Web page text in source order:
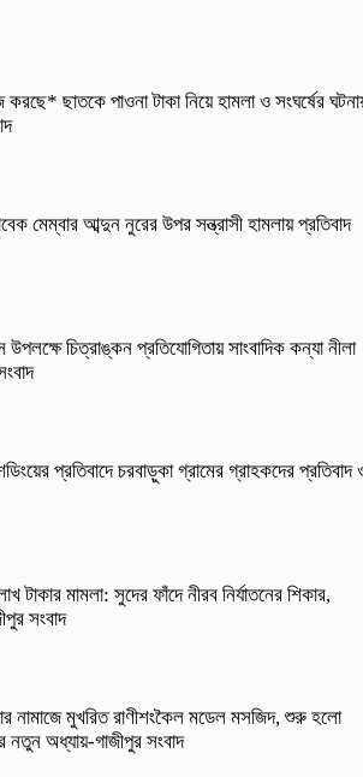
ছাতকে পাওনা টাকা নিয়ে হামলা ও সংঘর্ষের
মেম্বার আব্দুন নুরের উপর সন্ত্রাসী হামলায় প্রতিবাদ
চিত্রাঙ্কন প্রতিযোগিতায় সাংবাদিক কন্যা নীলা
প্রতিবাদে চরবাড়ুকা গ্রামের গ্রাহকদের প্রতিবাদ
টাকার মামলা: সুদের ফাঁদে নীরব নির্যাতনের শিকার,
সংবাদ
নামাজে মুখরিত রাণীশংকৈল মডেল মসজিদ, শুরু হলো
নতুন অধ্যায়-গাজীপুর সংবাদ